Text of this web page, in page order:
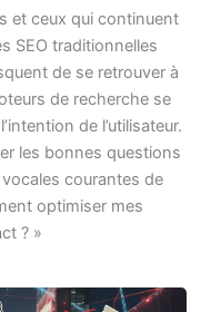
et ceux qui continuent
SEO traditionnelles
de se retrouver à
de recherche se
de l’utilisateur.
les bonnes questions
courantes de
optimiser mes
? »